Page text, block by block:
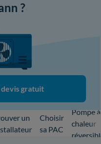
?
gratuit
un
Choisir
sa PAC
Pompe à
chaleur